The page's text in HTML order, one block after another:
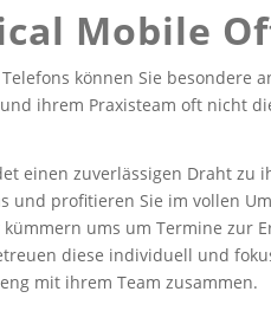
Mobile
können Sie besondere
ihrem Praxisteam oft nicht
einen zuverlässigen Draht zu
und profitieren Sie im vollen
ums um Termine zur
diese individuell und
mit ihrem Team zusammen.